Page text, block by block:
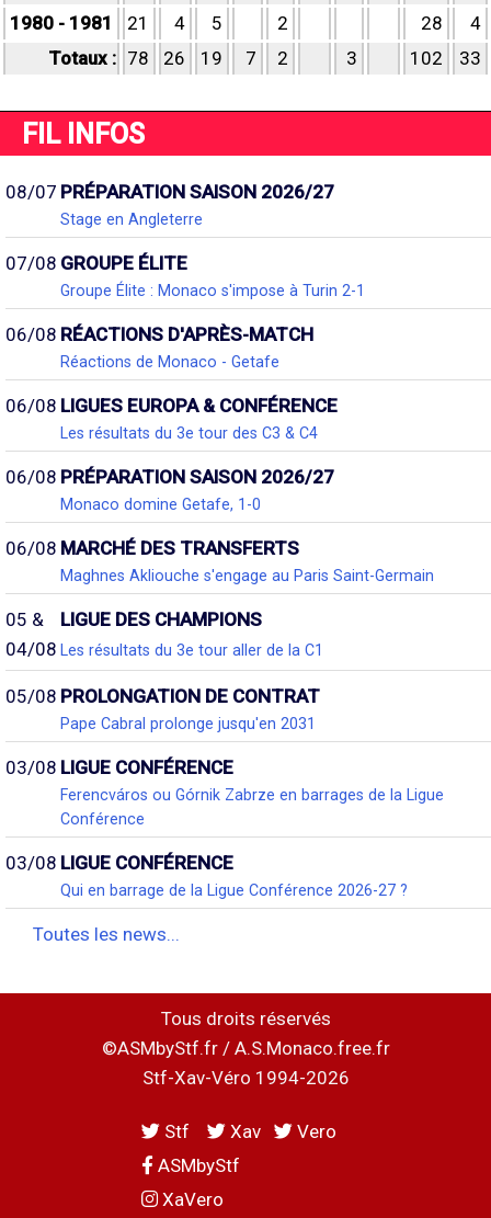
1980 - 1981
21 4 5 2 28
4
Totaux : 78 26 19 7 2 3 102 33
FIL INFOS
08/07 PRÉPARATION SAISON 2026/27
Stage en Angleterre
07/08 GROUPE ÉLITE
Groupe Élite : Monaco s'impose à Turin 2-1
06/08 RÉACTIONS D'APRÈS-MATCH
Réactions de Monaco - Getafe
06/08 LIGUES EUROPA & CONFÉRENCE
Les résultats du 3e tour des C3 & C4
06/08 PRÉPARATION SAISON 2026/27
Monaco domine Getafe, 1-0
06/08 MARCHÉ DES TRANSFERTS
Maghnes Akliouche s'engage au Paris Saint-Germain
05 &
04/08
LIGUE DES CHAMPIONS
Les résultats du 3e tour aller de la C1
05/08 PROLONGATION DE CONTRAT
Pape Cabral prolonge jusqu'en 2031
03/08 LIGUE CONFÉRENCE
Ferencváros ou Górnik Zabrze en barrages de la Ligue
Conférence
03/08 LIGUE CONFÉRENCE
Qui en barrage de la Ligue Conférence 2026-27 ?
Toutes les news...
Tous droits réservés
©ASMbyStf.fr / A.S.Monaco.free.fr
Stf-Xav-Véro 1994-2026
Stf Xav
Vero
ASMbyStf
XaVero